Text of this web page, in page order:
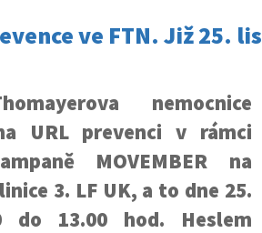
ve FTN. Již 25.
nemocnice
URL prevenci v rámci
MOVEMBER na
3. LF UK, a to dne 25.
do 13.00 hod. Heslem